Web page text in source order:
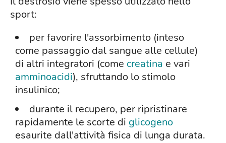
sport:
per favorire l'assorbimento (inteso
come passaggio dal sangue alle cellule)
di altri integratori (come creatina e vari
amminoacidi), sfruttando lo stimolo
insulinico;
durante il recupero, per ripristinare
rapidamente le scorte di glicogeno
esaurite dall'attività fisica di lunga durata.